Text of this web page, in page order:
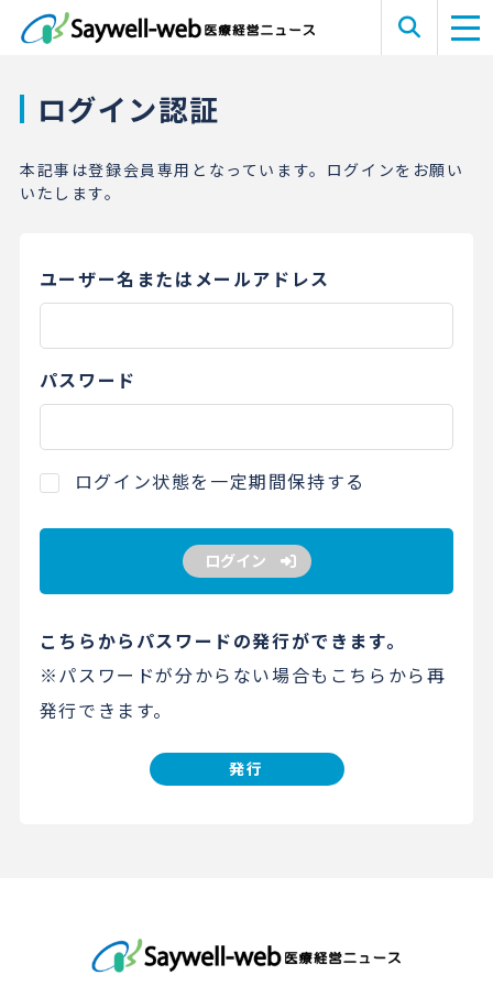
ログイン認証
本記事は登録会員専用となっています。ログインをお願い
いたします。
ユーザー名またはメールアドレス
パスワード
ログイン状態を一定期間保持する
ログイン
こちらからパスワードの発行ができます。
※パスワードが分からない場合もこちらから再
発行できます。
発行